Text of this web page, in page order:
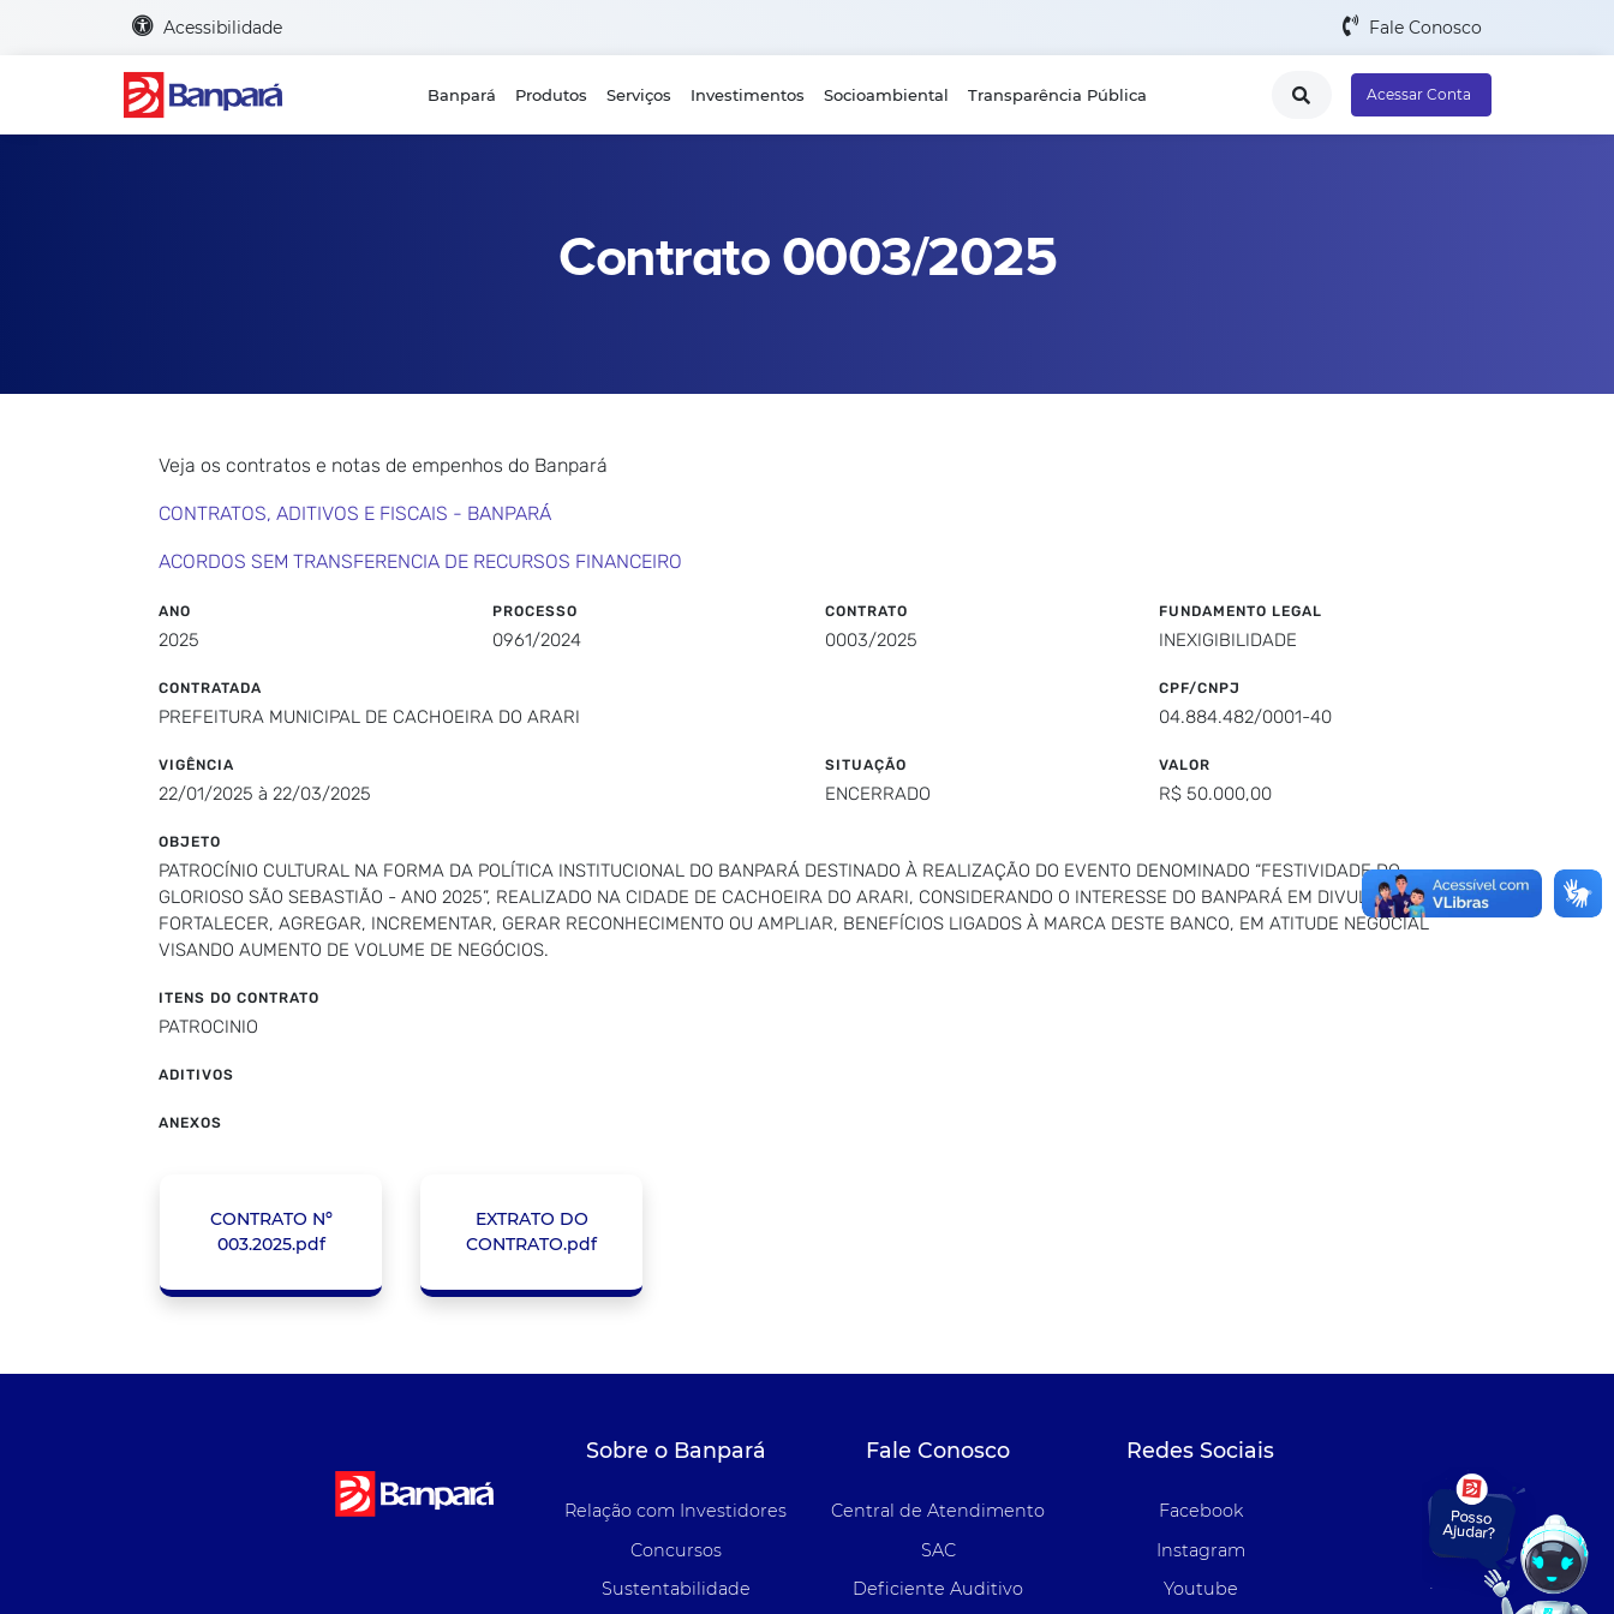
Acessibilidade Fale Conosco
Banpará Produtos Serviços Investimentos Socioambiental Transparência Pública Acessar Conta
Contrato 0003/2025
Veja os contratos e notas de empenhos do Banpará
CONTRATOS, ADITIVOS E FISCAIS - BANPARÁ
ACORDOS SEM TRANSFERENCIA DE RECURSOS FINANCEIRO
ANO
2025
PROCESSO
0961/2024
CONTRATO
0003/2025
FUNDAMENTO LEGAL
INEXIGIBILIDADE
CONTRATADA
PREFEITURA MUNICIPAL DE CACHOEIRA DO ARARI
CPF/CNPJ
04.884.482/0001-40
VIGÊNCIA
22/01/2025 à 22/03/2025
SITUAÇÃO
ENCERRADO
VALOR
R$ 50.000,00
OBJETO
PATROCÍNIO CULTURAL NA FORMA DA POLÍTICA INSTITUCIONAL DO BANPARÁ DESTINADO À REALIZAÇÃO DO EVENTO DENOMINADO “FESTIVIDADE DO
GLORIOSO SÃO SEBASTIÃO - ANO 2025”, REALIZADO NA CIDADE DE CACHOEIRA DO ARARI, CONSIDERANDO O INTERESSE DO BANPARÁ EM DIVULGAR,
FORTALECER, AGREGAR, INCREMENTAR, GERAR RECONHECIMENTO OU AMPLIAR, BENEFÍCIOS LIGADOS À MARCA DESTE BANCO, EM ATITUDE NEGOCIAL
VISANDO AUMENTO DE VOLUME DE NEGÓCIOS.
ITENS DO CONTRATO
PATROCINIO
ADITIVOS
ANEXOS
CONTRATO Nº
003.2025.pdf
EXTRATO DO
CONTRATO.pdf
Sobre o Banpará
Relação com Investidores
Concursos
Sustentabilidade
Fale Conosco
Central de Atendimento
SAC
Deficiente Auditivo
Redes Sociais
Facebook
Instagram
Youtube